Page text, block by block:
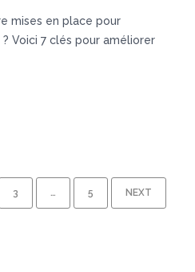
mises en place pour
Voici 7 clés pour améliorer
3 … 5 NEXT